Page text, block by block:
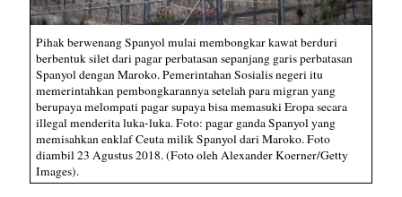
Pihak berwenang Spanyol mulai membongkar kawat berduri
berbentuk silet dari pagar perbatasan sepanjang garis perbatasan
Spanyol dengan Maroko. Pemerintahan Sosialis negeri itu
memerintahkan pembongkarannya setelah para migran yang
berupaya melompati pagar supaya bisa memasuki Eropa secara
illegal menderita luka-luka. Foto: pagar ganda Spanyol yang
memisahkan enklaf Ceuta milik Spanyol dari Maroko. Foto
diambil 23 Agustus 2018. (Foto oleh Alexander Koerner/Getty
Images).